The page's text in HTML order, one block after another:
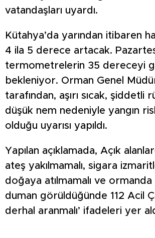
vatandaşları uyardı.
Kütahya’da yarından itibaren
4 ila 5 derece artacak.
termometrelerin 35 dereceyi
bekleniyor. Orman Genel
tarafından, aşırı sıcak, şiddetli
düşük nem nedeniyle yangın
olduğu uyarısı yapıldı.
Yapılan açıklamada, Açık
ateş yakılmamalı, sigara
doğaya atılmamalı ve
duman görüldüğünde 112 Acil
derhal aranmalı’ ifadeleri yer